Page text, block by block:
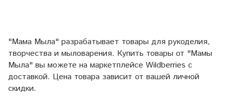
"Мама Мыла" разрабатывает товары для рукоделия,
творчества и мыловарения. Купить товары от "Мамы
Мыла" вы можете на маркетплейсе Wildberries с
доставкой. Цена товара зависит от вашей личной
скидки.